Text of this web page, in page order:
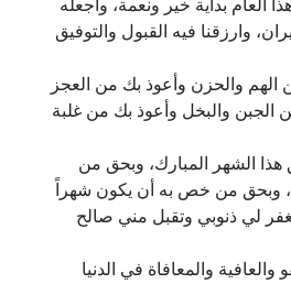
العام بداية خير ونعمة، واجعله
وارزقنا فيه القبول والتوفيق
الهم والحزن وأعوذ بك من العجز
الجبن والبخل وأعوذ بك من غلبة
هذا الشهر المبارك، وبحق من
وبحق من خص به أن يكون شهراً
لي ذنوبي وتقبل مني صالح
والعافية والمعافاة في الدنيا